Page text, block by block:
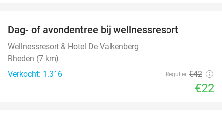
Dag- of avondentree bij wellnessresort
Wellnessresort & Hotel De Valkenberg
Rheden (7 km)
Verkocht: 1.316
Regulier €42
€22